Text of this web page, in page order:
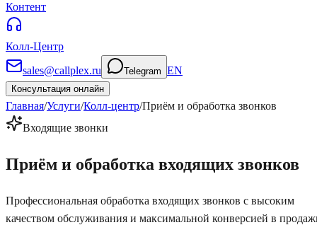
Контент
Колл-Центр
sales@callplex.ru
Telegram EN
Консультация онлайн
Главная/Услуги/Колл-центр/Приём и обработка звонков
Входящие звонки
Приём и обработка входящих звонков
Профессиональная обработка входящих звонков с высоким
качеством обслуживания и максимальной конверсией в